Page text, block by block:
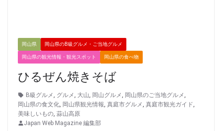
岡山県 岡山県のB級グルメ・ご当地グルメ
岡山県の観光情報・観光スポット 岡山県の食べ物
ひるぜん焼きそば
B級グルメ グルメ 大山 岡山グルメ 岡山県のご当地グルメ
岡山県の食文化 岡山県観光情報 真庭市グルメ 真庭市観光ガイド
美味しいもの 蒜山高原
Japan Web Magazine 編集部